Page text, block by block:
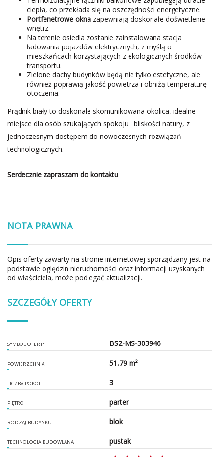
ciepła, co przekłada się na oszczędności energetyczne.
Portfenetrowe okna zapewniają doskonałe doświetlenie
wnętrz.
Na terenie osiedla zostanie zainstalowana stacja
ładowania pojazdów elektrycznych, z myślą o
mieszkańcach korzystających z ekologicznych środków
transportu.
Zielone dachy budynków będą nie tylko estetyczne, ale
również poprawią jakość powietrza i obniżą temperaturę
otoczenia.
Prądnik biały to doskonale skomunikowana okolica, idealne
miejsce dla osób szukających spokoju i bliskości natury, z
jednoczesnym dostępem do nowoczesnych rozwiązań
technologicznych.
Serdecznie zapraszam do kontaktu
NOTA PRAWNA
Opis oferty zawarty na stronie internetowej sporządzany jest na
podstawie oględzin nieruchomości oraz informacji uzyskanych
od właściciela, może podlegać aktualizacji.
SZCZEGÓŁY OFERTY
SYMBOL OFERTY BS2-MS-303946
POWIERZCHNIA 51,79 m²
LICZBA POKOI 3
PIĘTRO parter
RODZAJ BUDYNKU blok
TECHNOLOGIA BUDOWLANA pustak